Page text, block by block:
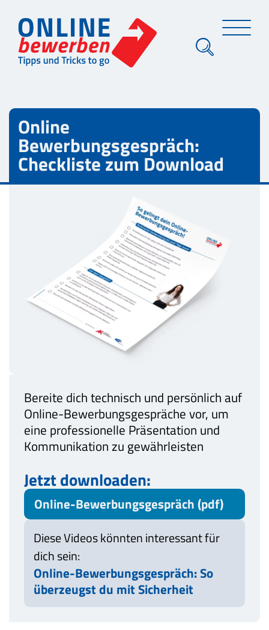
Online
Bewerbungsgespräch:
Checkliste zum Download
Bereite dich technisch und persönlich auf
Online-Bewerbungsgespräche vor, um
eine professionelle Präsentation und
Kommunikation zu gewährleisten​
Jetzt downloaden:
Online-Bewerbungsgespräch (pdf)
Diese Videos könnten interessant für
dich sein:
Online-Bewerbungsgespräch: So
überzeugst du mit Sicherheit